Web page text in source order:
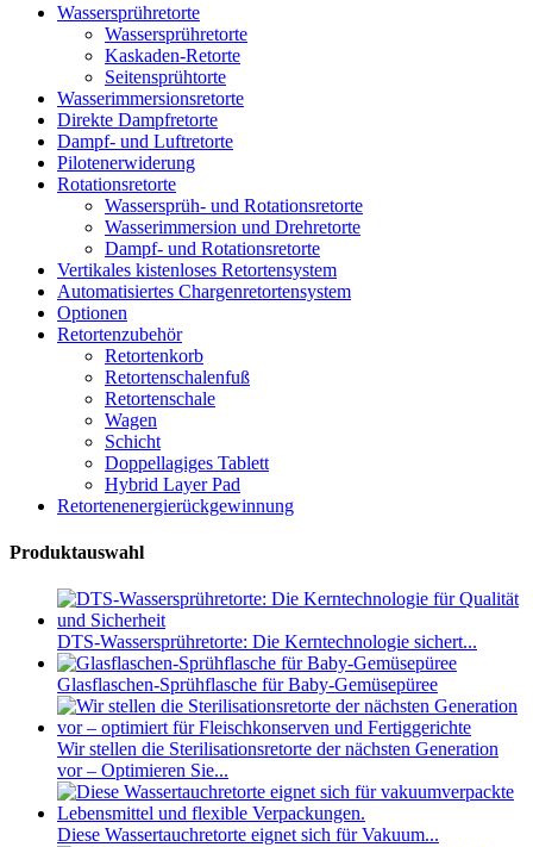
Wassersprühretorte
Wassersprühretorte
Kaskaden-Retorte
Seitensprühtorte
Wasserimmersionsretorte
Direkte Dampfretorte
Dampf- und Luftretorte
Pilotenerwiderung
Rotationsretorte
Wassersprüh- und Rotationsretorte
Wasserimmersion und Drehretorte
Dampf- und Rotationsretorte
Vertikales kistenloses Retortensystem
Automatisiertes Chargenretortensystem
Optionen
Retortenzubehör
Retortenkorb
Retortenschalenfuß
Retortenschale
Wagen
Schicht
Doppellagiges Tablett
Hybrid Layer Pad
Retortenenergierückgewinnung
Produktauswahl
DTS-Wassersprühretorte: Die Kerntechnologie sichert...
Glasflaschen-Sprühflasche für Baby-Gemüsepüree
Wir stellen die Sterilisationsretorte der nächsten Generation
vor – Optimieren Sie...
Diese Wassertauchretorte eignet sich für Vakuum...